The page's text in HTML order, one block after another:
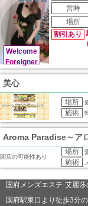
Welcome
Foreigner
営時
場所
割引あり
美心
場所
施術
閉店の可能性あり
場所
施術
国府メンズエステ-艾麗
国府駅東口より徒歩3分